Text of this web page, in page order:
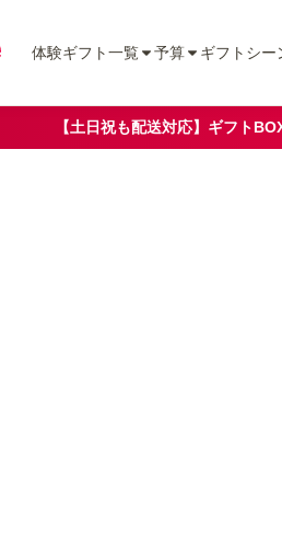
体験ギフト一覧 予算 ギフトシー
【土日祝も配送対応】ギフト